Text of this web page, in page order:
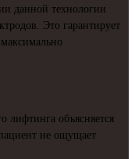
данной технологии
Это гарантирует
лифтинга объясняется
не ощущает